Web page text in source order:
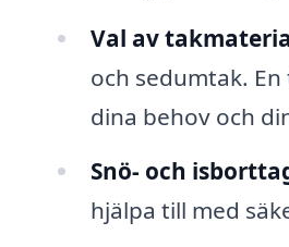
Val av
och sedumtak.
dina behov och
Snö- och
hjälpa till med